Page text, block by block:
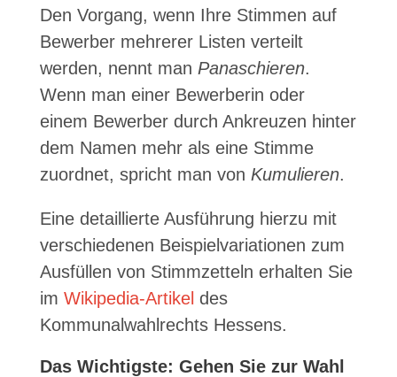
Den Vorgang, wenn Ihre Stimmen auf
Bewerber mehrerer Listen verteilt
werden, nennt man Panaschieren.
Wenn man einer Bewerberin oder
einem Bewerber durch Ankreuzen hinter
dem Namen mehr als eine Stimme
zuordnet, spricht man von Kumulieren.
Eine detaillierte Ausführung hierzu mit
verschiedenen Beispielvariationen zum
Ausfüllen von Stimmzetteln erhalten Sie
im Wikipedia-Artikel des
Kommunalwahlrechts Hessens.
Das Wichtigste: Gehen Sie zur Wahl